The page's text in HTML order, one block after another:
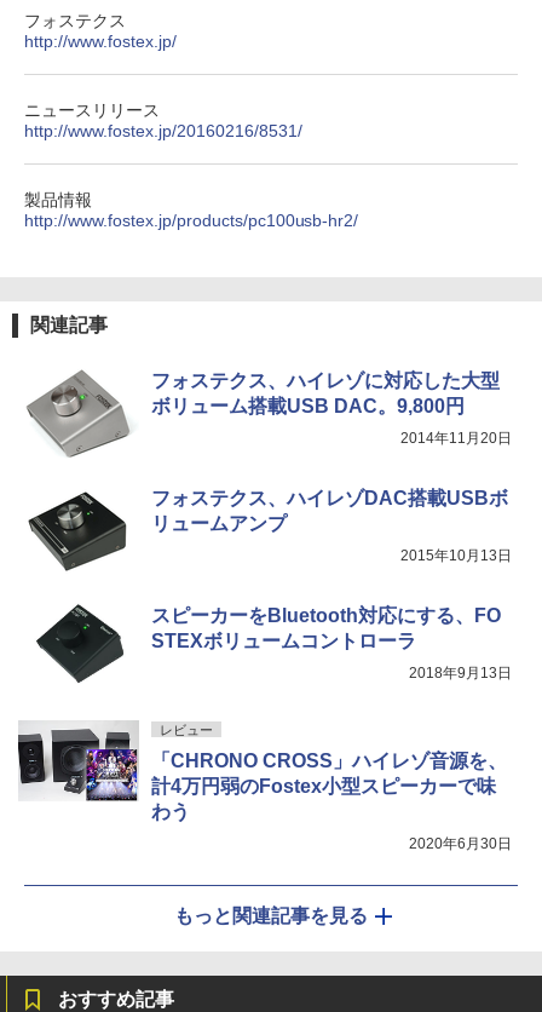
フォステクス
http://www.fostex.jp/
ニュースリリース
http://www.fostex.jp/20160216/8531/
製品情報
http://www.fostex.jp/products/pc100usb-hr2/
関連記事
フォステクス、ハイレゾに対応した大型
ボリューム搭載USB DAC。9,800円
2014年11月20日
フォステクス、ハイレゾDAC搭載USBボ
リュームアンプ
2015年10月13日
スピーカーをBluetooth対応にする、FO
STEXボリュームコントローラ
2018年9月13日
レビュー
「CHRONO CROSS」ハイレゾ音源を、
計4万円弱のFostex小型スピーカーで味
わう
2020年6月30日
もっと関連記事を見る
おすすめ記事